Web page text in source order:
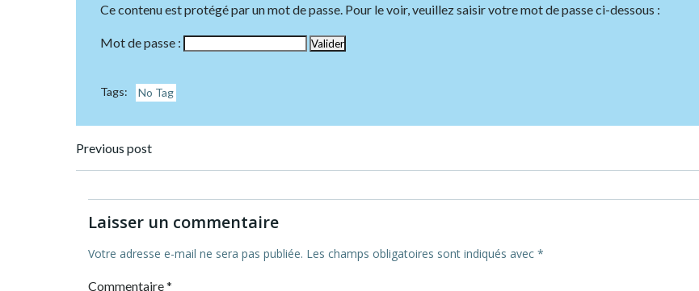
Ce contenu est protégé par un mot de passe. Pour le voir, veuillez saisir votre mot de passe ci-dessous :
Mot de passe :
Tags: No Tag
Post
navigation
Previous post
navigation
Laisser un commentaire
Votre adresse e-mail ne sera pas publiée. Les champs obligatoires sont indiqués avec *
Commentaire*